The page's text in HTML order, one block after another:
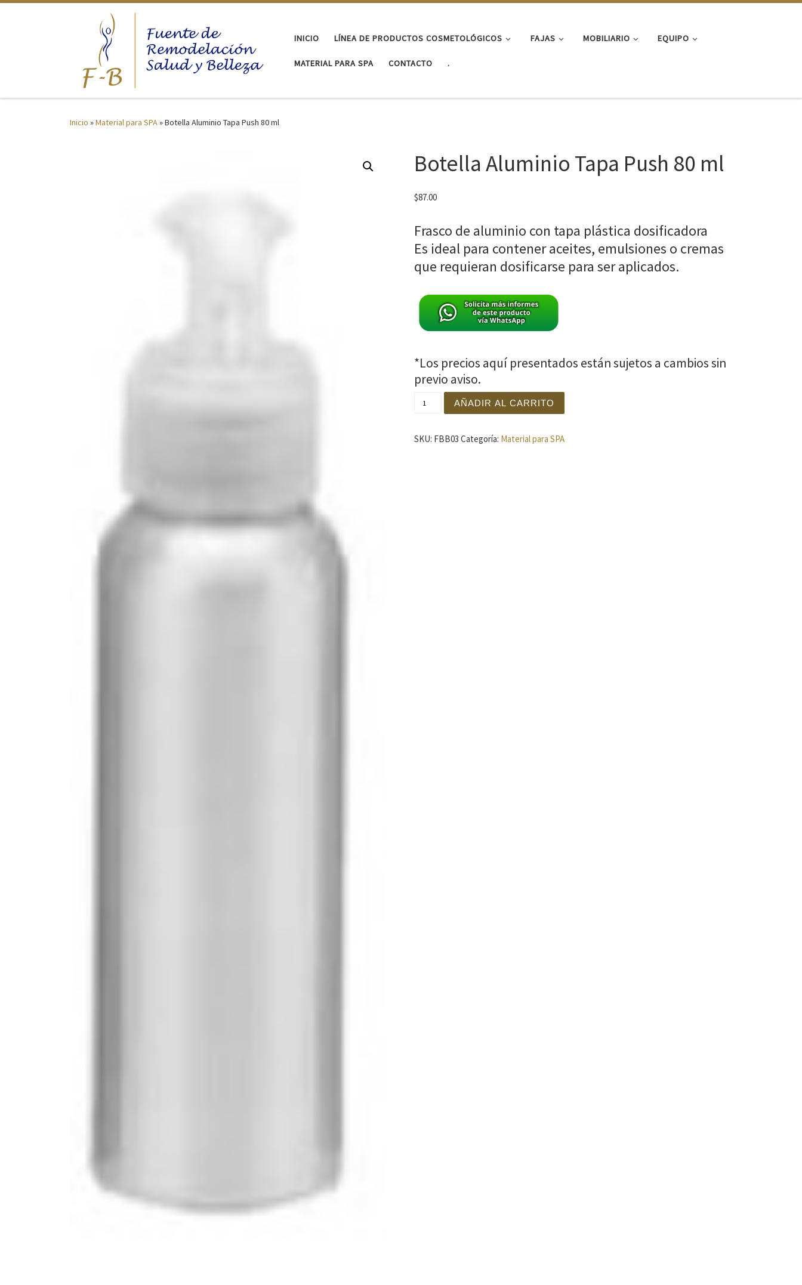
INICIO LÍNEA DE PRODUCTOS COSMETOLÓGICOS FAJAS MOBILIARIO EQUIPO
MATERIAL PARA SPA CONTACTO .
Inicio »Material para SPA»Botella Aluminio Tapa Push 80 ml
Botella Aluminio Tapa Push 80 ml
$87.00
Frasco de aluminio con tapa plástica dosificadora
Es ideal para contener aceites, emulsiones o cremas
que requieran dosificarse para ser aplicados.
*Los precios aquí presentados están sujetos a cambios sin
previo aviso.
Botella Aluminio Tapa Push 80 ml cantidad
AÑADIR AL CARRITO
SKU: FBB03 Categoría: Material para SPA